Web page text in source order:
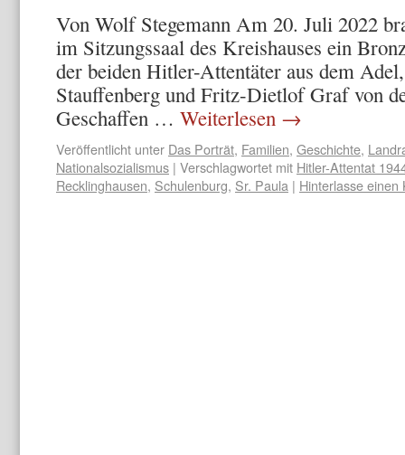
Von Wolf Stegemann Am 20. Juli 2022
im Sitzungssaal des Kreishauses ein
der beiden Hitler-Attentäter aus dem
Stauffenberg und Fritz-Dietlof Graf von
Geschaffen … Weiterlesen →
Veröffentlicht unter Das Porträt, Familien, Geschichte,
Nationalsozialismus | Verschlagwortet mit Hitler-Attentat
Recklinghausen, Schulenburg, Sr. Paula | Hinterlasse einen